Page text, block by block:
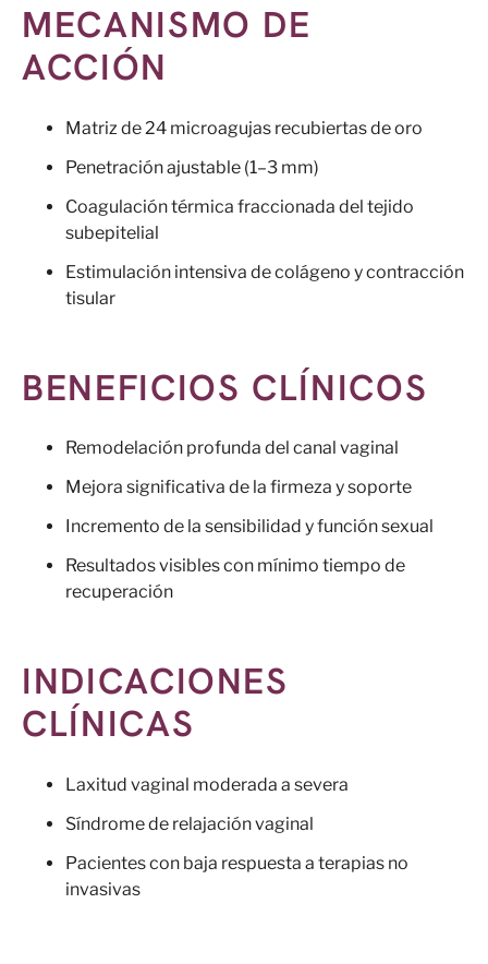
MECANISMO DE
ACCIÓN
Matriz de 24 microagujas recubiertas de oro
Penetración ajustable (1–3 mm)
Coagulación térmica fraccionada del tejido
subepitelial
Estimulación intensiva de colágeno y contracción
tisular
BENEFICIOS CLÍNICOS
Remodelación profunda del canal vaginal
Mejora significativa de la firmeza y soporte
Incremento de la sensibilidad y función sexual
Resultados visibles con mínimo tiempo de
recuperación
INDICACIONES
CLÍNICAS
Laxitud vaginal moderada a severa
Síndrome de relajación vaginal
Pacientes con baja respuesta a terapias no
invasivas